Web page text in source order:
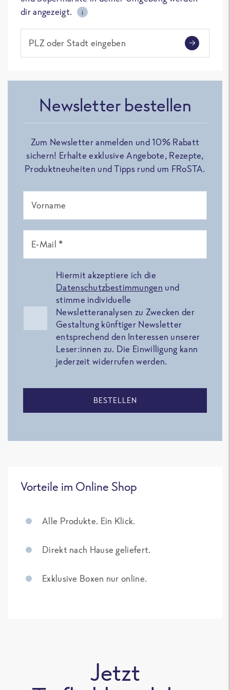
dir angezeigt.
i
PLZ oder Stadt eingeben
Newsletter bestellen
Zum Newsletter anmelden und 10% Rabatt
sichern! Erhalte exklusive Angebote, Rezepte,
Produktneuheiten und Tipps rund um FRoSTA.
Vorname
E-Mail *
Hiermit akzeptiere ich die
Datenschutzbestimmungen und
stimme individuelle
Newsletteranalysen zu Zwecken der
Gestaltung künftiger Newsletter
entsprechend den Interessen unserer
Leser:innen zu. Die Einwilligung kann
jederzeit widerrufen werden.
BESTELLEN
Vorteile im Online Shop
Alle Produkte. Ein Klick.
Direkt nach Hause geliefert.
Exklusive Boxen nur online.
Jetzt